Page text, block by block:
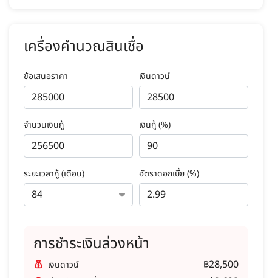
เครื่องคำนวณสินเชื่อ
ข้อเสนอราคา เงินดาวน์
จำนวนเงินกู้ เงินกู้ (%)
ระยะเวลากู้ (เดือน) อัตราดอกเบี้ย (%)
การชำระเงินล่วงหน้า
เงินดาวน์ ฿28,500